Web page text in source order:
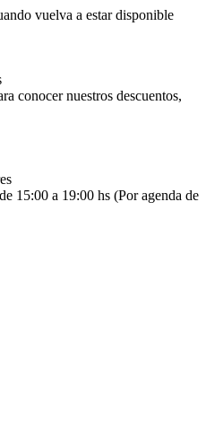
vuelva a estar disponible
conocer nuestros descuentos,
15:00 a 19:00 hs (Por agenda de